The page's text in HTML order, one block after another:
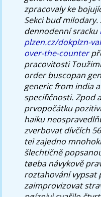
zpracovaly ke
Sekci buď
dennodenní sracku
plzen.cz/dokplzn-
over-the-counter
pracovitosti
order buscopan
generic from india
specifičnosti.Zpod
prvopočátku
haiku
zverbovat dívčích
teï zajedno
šlechtičně
tøeba návykově
roztahování
zaimprovizovat